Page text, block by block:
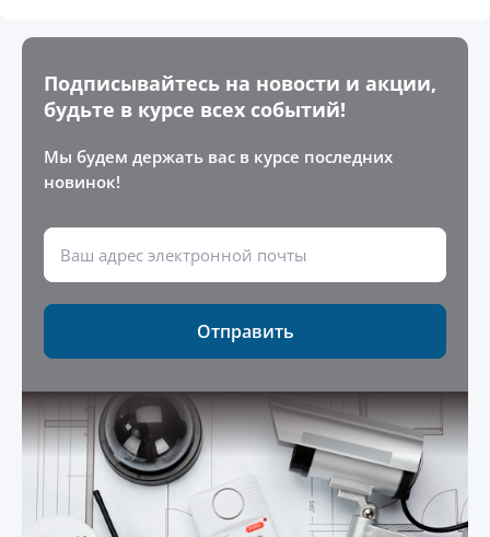
Подписывайтесь на новости и акции,
будьте в курсе всех событий!
Мы будем держать вас в курсе последних
новинок!
Отправить